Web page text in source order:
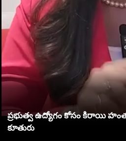
ప్రభుత్వ ఉద్యోగం కోసం కిరాయి
కూతురు